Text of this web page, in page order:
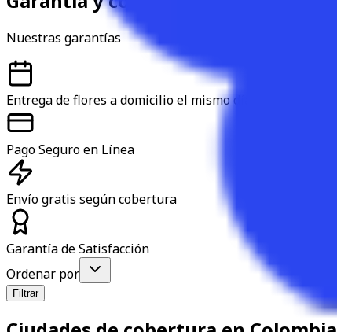
Nuestras garantías
Entrega de flores a domicilio el mismo día
Pago Seguro en Línea
Envío gratis según cobertura
Garantía de Satisfacción
Ordenar por
Filtrar